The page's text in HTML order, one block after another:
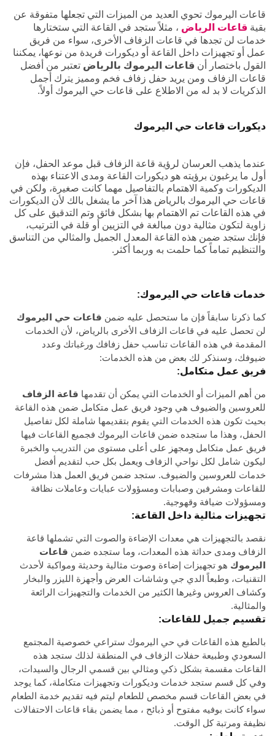
قاعات اليرموك تحوي العديد من الميزات التي تجعلها متفوقة عن
بقية قاعات الرياض ، مثلاً ستجد في القاعة التي ستختارها
خدمات لن تجدها في قاعات الزفاف الأخرى، سواء من فريق
عمل أو تجهيزات داخل القاعة أو ديكورات فريدة من نوعها، يمكننا
القول باختصار أن قاعات اليرموك بالرياض تعتبر من أفضل
قاعات الزفاف ومن يريد حفل زفاف فخم ومميز يترك أجمل
الذكريات لا بد له من الاطلاع على قاعات حي اليرموك أولاً.
ديكورات قاعات حي اليرموك
عندما يذهب العرسان لرؤية قاعة الزفاف قبل موعد الحفل، فإن
أول ما يرغبون برؤيته هو ديكورات القاعة ومدى الاعتناء بهذه
الديكورات وكمية الاهتمام بالتفاصيل مهما كانت صغيرة، ولكن في
قاعات حي اليرموك بالرياض هذا آخر ما يشغل بالك لأن الديكورات
في هذه القاعات تم الاهتمام بها بشكل فائق وتم التدقيق على كل
زاوية لتكون مثالية دون مبالغة في التزيين أو قلة في الترتيب،
فإنك ستجد ضمن هذه القاعة المعدل الجميل والمثالي من التناسق
والتنظيم تماماً كما حلمت به وربما أكثر.
خدمات قاعات حي اليرموك:
كما ذكرنا سابقاً فإن ما ستحصل عليه ضمن قاعات حي اليرموك
لن تحصل عليه في قاعات الزفاف الأخرى بالرياض، لأن الخدمات
المقدمة في هذه القاعات تناسب حفل زفافك ورغباتك وعدد
ضيوفك، وسنذكر لك بعض من هذه الخدمات:
فريق عمل متكامل:
من أهم الميزات أو الخدمات التي يمكن أن تقدمها قاعة الزفاف
للعروسين والضيوف هي وجود فريق عمل متكامل ضمن هذه القاعة
بحيث تكون هذه الخدمات التي يقوم بتقديمها شاملة لكل تفاصيل
الحفل، وهذا ما ستجده ضمن قاعات اليرموك فجميع القاعات فيها
فريق عمل متكامل ومجهز على أعلى مستوى من التدريب والخبرة
ليكون شامل لكل نواحي الزفاف ويعمل بكل حب لتقديم أفضل
خدمات للعروسين والضيوف. ستجد ضمن فريق العمل هذا مشرفات
للقاعات ومشرفين وصبابات ومسؤولات عبايات وعاملات نظافة
ومسؤولات ضيافة وقهوجية.
تجهيزات مثالية داخل القاعة:
نقصد بالتجهيزات هي معدات الإضاءة والصوت التي تشملها قاعة
الزفاف ومدى حداثة هذه المعدات، وما ستجده ضمن قاعات
اليرموك هو تجهيزات إضاءة وصوت مثالية وحديثة ومواكبة لأحدث
التقنيات، وطبعاً الدي جي وشاشات العرض وأجهزة الليزر والبخار
وكشاف العروس وغيرها الكثير من الخدمات والتجهيزات الرائعة
والمثالية.
تقسيم جميل للقاعات:
بالطبع هذه القاعات في حي اليرموك ستراعي خصوصية المجتمع
السعودي وطبيعة حفلات الزفاف في المنطقة لذلك ستجد هذه
القاعات مقسمة بشكل ذكي ومثالي بين قسمي الرجال والسيدات،
وفي كل قسم ستجد خدمات وديكورات وتجهيزات متكاملة، كما يوجد
في بعض القاعات قسم مخصص للطعام ليتم فيه تقديم خدمة الطعام
سواء كانت بوفيه مفتوح أو ذبائح ، مما يضمن بقاء قاعات الاحتفالات
نظيفة ومرتبة كل الوقت.